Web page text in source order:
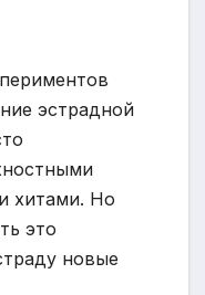
эстрадной
хитами. Но
это
новые